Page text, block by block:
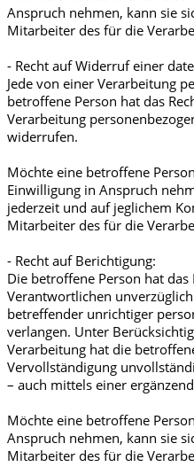
Anspruch nehmen, kann sie
Mitarbeiter des für die
- Recht auf Widerruf einer
Jede von einer Verarbeitung
betroffene Person hat das
Verarbeitung
widerrufen.
Möchte eine betroffene
Einwilligung in Anspruch
jederzeit und auf jeglichem
Mitarbeiter des für die
- Recht auf Berichtigung:
Die betroffene Person hat das
Verantwortlichen
betreffender unrichtiger
verlangen. Unter
Verarbeitung hat die
Vervollständigung
– auch mittels einer
Möchte eine betroffene
Anspruch nehmen, kann sie
Mitarbeiter des für die